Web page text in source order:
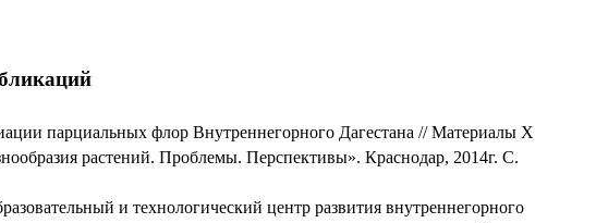
парциальных флор Внутреннегорного Дагестана // Материалы Х
растений. Проблемы. Перспективы». Краснодар, 2014г. С.
и технологический центр развития внутреннегорного